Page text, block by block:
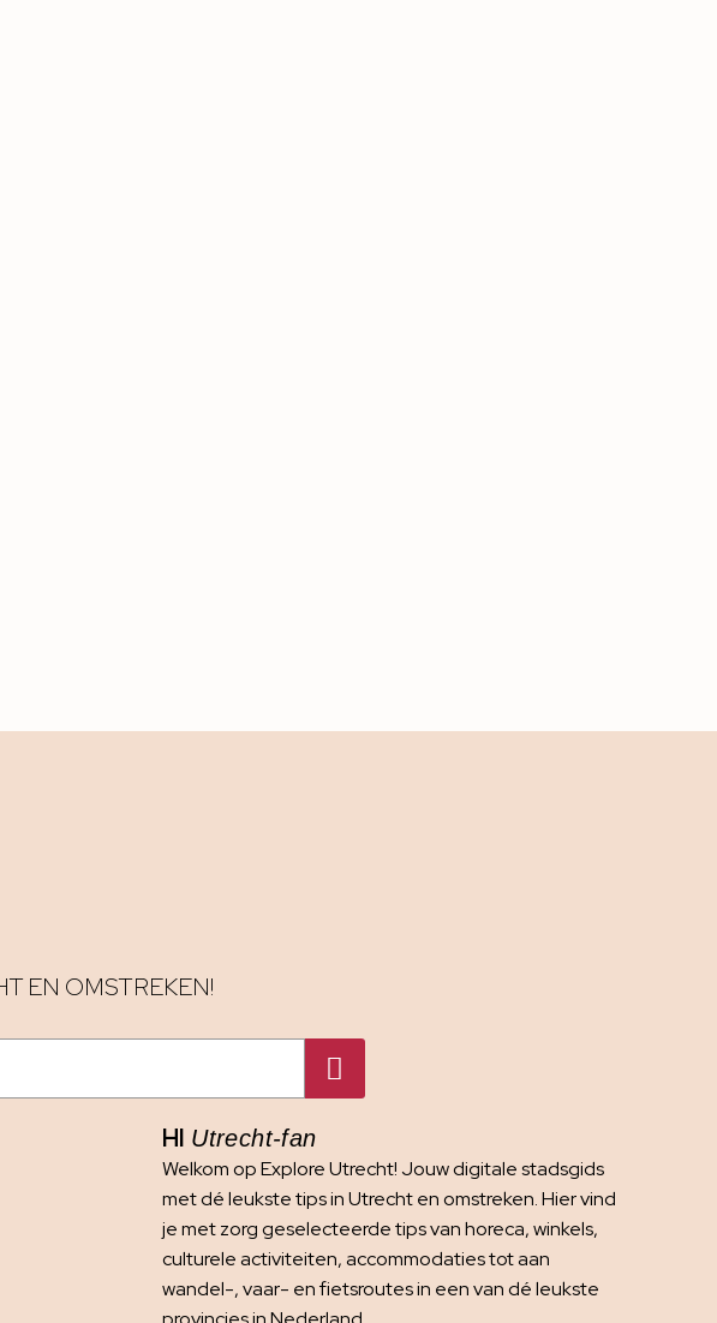
EN OMSTREKEN!
HI Utrecht-fan
Welkom op Explore Utrecht! Jouw digitale stadsgids
met dé leukste tips in Utrecht en omstreken. Hier vind
je met zorg geselecteerde tips van horeca, winkels,
culturele activiteiten, accommodaties tot aan
wandel-, vaar- en fietsroutes in een van dé leukste